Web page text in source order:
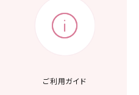
ご利用ガイド